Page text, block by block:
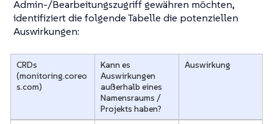
Admin-/Bearbeitungszugriff gewähren möchten,
identifiziert die folgende Tabelle die potenziellen
Auswirkungen:
CRDs
(monitoring.coreo
s.com)
Kann es
Auswirkungen
außerhalb eines
Namensraums /
Projekts haben?
Auswirkung